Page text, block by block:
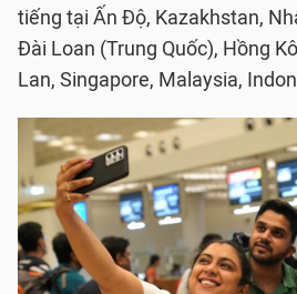
tiếng tại Ấn Độ, Kazakhstan,
Đài Loan (Trung Quốc), Hồng
Lan, Singapore, Malaysia,